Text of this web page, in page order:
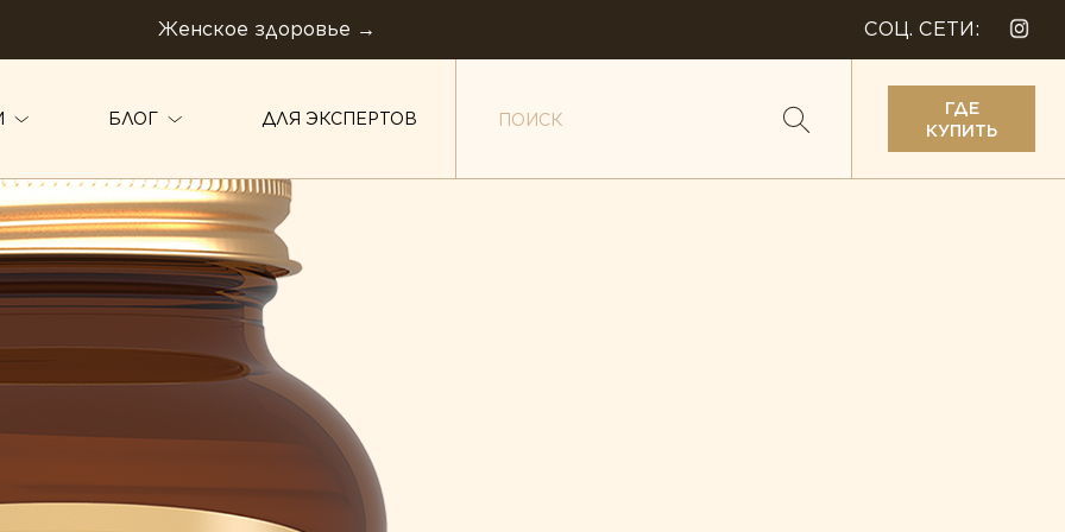
Женское здоровье → СОЦ. СЕТИ:
ЖКТ
ТИПЫ ПРОДУКТА
Белки и аминокислоты
Витамины
Жирные кислоты
БЛОГ ДЛЯ ЭКСПЕРТОВ
ГДЕ
КУПИТЬ